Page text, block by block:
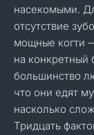
насекомыми.
отсутствие
мощные когти
на конкретный
большинство
что они едят
насколько
Тридцать